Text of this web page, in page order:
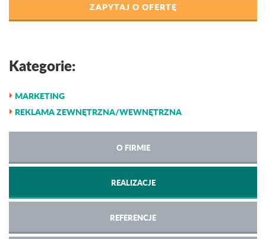
ZAPYTAJ O OFERTĘ
Kategorie:
MARKETING
REKLAMA ZEWNĘTRZNA/WEWNĘTRZNA
O FIRMIE
REALIZACJE
REFERENCJE